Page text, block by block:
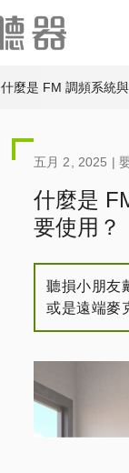
什麼是 FM 調頻系統
五月 2, 2025 |
什麼是
要使用？
聽損小朋友
或是遠端麥